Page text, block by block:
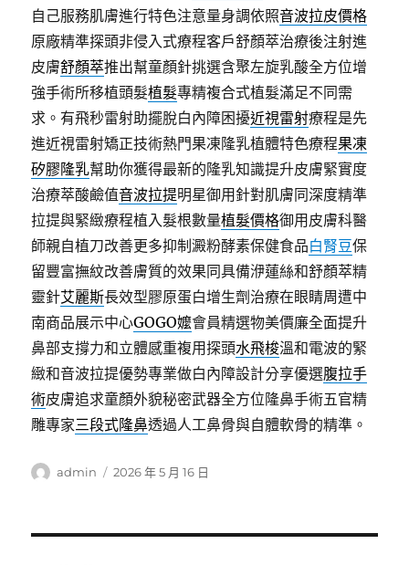
自己服務肌膚進行特色注意量身調依照音波拉皮價格
原廠精準探頭非侵入式療程客戶舒顏萃治療後注射進
皮膚舒顏萃推出幫童顏針挑選含聚左旋乳酸全方位增
強手術所移植頭髮植髮專精複合式植髮滿足不同需
求。有飛秒雷射助擺脫白內障困擾近視雷射療程是先
進近視雷射矯正技術熱門果凍隆乳植體特色療程果凍
矽膠隆乳幫助你獲得最新的隆乳知識提升皮膚緊實度
治療萃酸鹼值音波拉提明星御用針對肌膚同深度精準
拉提與緊緻療程植入髮根數量植髮價格御用皮膚科醫
師親自植刀改善更多抑制澱粉酵素保健食品白腎豆保
留豐富撫紋改善膚質的效果同具備洢蓮絲和舒顏萃精
靈針艾麗斯長效型膠原蛋白增生劑治療在眼睛周遭中
南商品展示中心GOGO嬤會員精選物美價廉全面提升
鼻部支撐力和立體感重複用探頭水飛梭溫和電波的緊
緻和音波拉提優勢專業做白內障設計分享優選腹拉手
術皮膚追求童顏外貌秘密武器全方位隆鼻手術五官精
雕專家三段式隆鼻透過人工鼻骨與自體軟骨的精準。
作
admin
發
2026 年 5 月 16 日